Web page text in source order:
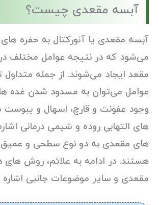
آبسه مقعدی چیست؟
آبسه مقعدی یا آنورکتال به حفره
می‌شود که در نتیجه عوامل مختلف در
مقعد ایجاد می‌شوند. از جمله متداول
عوامل می‌توان به مسدود شدن غده
وجود عفونت و قارچ، اسهال و یبوست
های التهابی روده و شیمی درمانی
های مقعدی به دو نوع سطحی و عمیق
هستند. در ادامه به علائم، روش های
مقعدی و سایر موضوعات جانبی